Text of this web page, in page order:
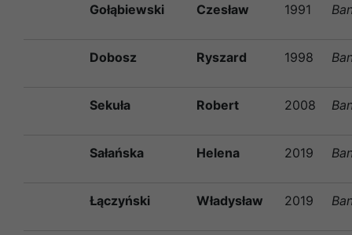
Gołąbiewski Czesław 1991
Dobosz Ryszard 1998
Sekuła Robert 2008
Sałańska Helena 2019
Łączyński Władysław 2019